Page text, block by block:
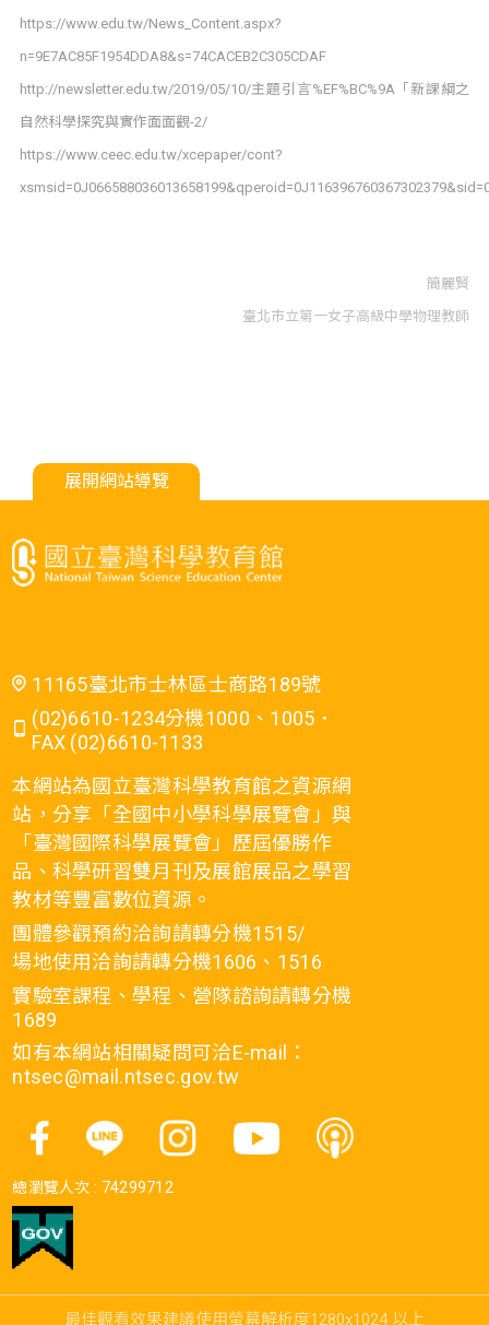
https://www.edu.tw/News_Content.aspx?
n=9E7AC85F1954DDA8&s=74CACEB2C305CDAF
http://newsletter.edu.tw/2019/05/10/主題引言%EF%BC%9A「新課綱之
自然科學探究與實作面面觀-2/
https://www.ceec.edu.tw/xcepaper/cont?
簡麗賢
臺北市立第一女子高級中學物理教師
展開網站導覽
11165臺北市士林區士商路189號
(02)6610-1234分機1000、1005．
FAX (02)6610-1133
本網站為國立臺灣科學教育館之資源網
站，分享「全國中小學科學展覽會」與
「臺灣國際科學展覽會」歷屆優勝作
品、科學研習雙月刊及展館展品之學習
教材等豐富數位資源。
團體參觀預約洽詢請轉分機1515/
場地使用洽詢請轉分機1606、1516
實驗室課程、學程、營隊諮詢請轉分機
1689
如有本網站相關疑問可洽E-mail：
ntsec@mail.ntsec.gov.tw
總瀏覽人次 : 74299712
最佳觀看效果建議使用螢幕解析度1280x1024 以上